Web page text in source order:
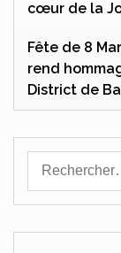
cœur de la
Fête de 8
rend
District de
Rechercher :